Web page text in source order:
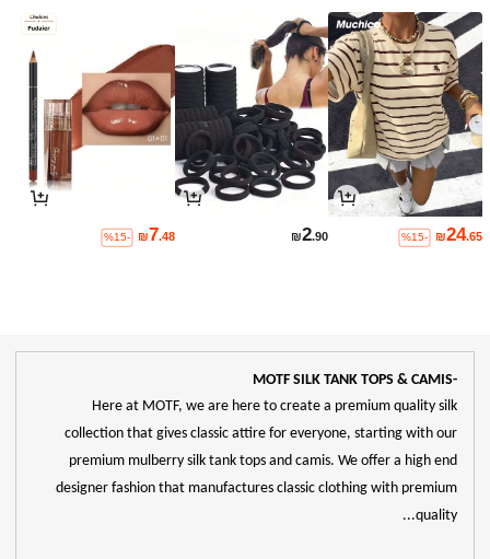
₪24.65
%15-
₪2.90
₪7.48
%15-
-MOTF SILK TANK TOPS & CAMIS
Here at MOTF, we are here to create a premium quality silk
collection that gives classic attire for everyone, starting with our
premium mulberry silk tank tops and camis. We offer a high end
designer fashion that manufactures classic clothing with premium
quality...